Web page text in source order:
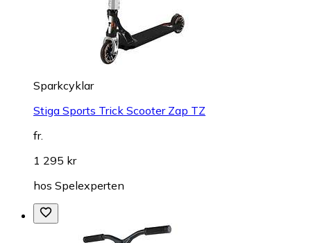
Sparkcyklar
Stiga Sports Trick Scooter Zap TZ
fr.
1 295 kr
hos Spelexperten